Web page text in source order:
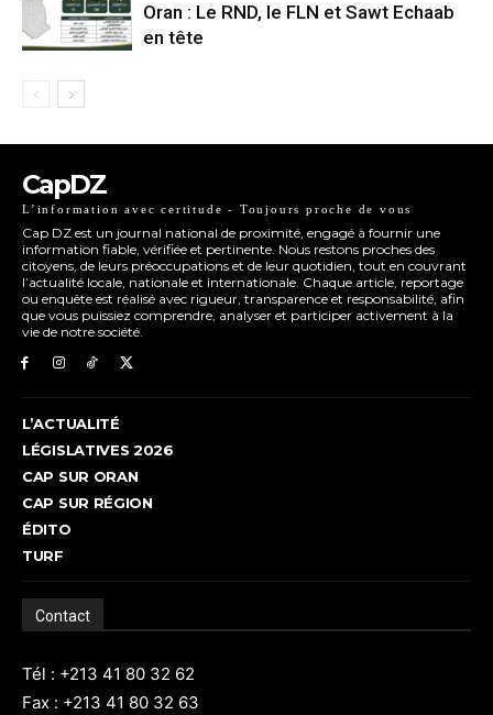
Oran : Le RND, le FLN et Sawt Echaab
en tête
CapDZ
L’information avec certitude - Toujours proche de vous
Cap DZ est un journal national de proximité, engagé à fournir une
information fiable, vérifiée et pertinente. Nous restons proches des
citoyens, de leurs préoccupations et de leur quotidien, tout en couvrant
l’actualité locale, nationale et internationale. Chaque article, reportage
ou enquête est réalisé avec rigueur, transparence et responsabilité, afin
que vous puissiez comprendre, analyser et participer activement à la
vie de notre société.
L’ACTUALITÉ
LÉGISLATIVES 2026
CAP SUR ORAN
CAP SUR RÉGION
ÉDITO
TURF
Contact
Tél : +213 41 80 32 62
Fax : +213 41 80 32 63